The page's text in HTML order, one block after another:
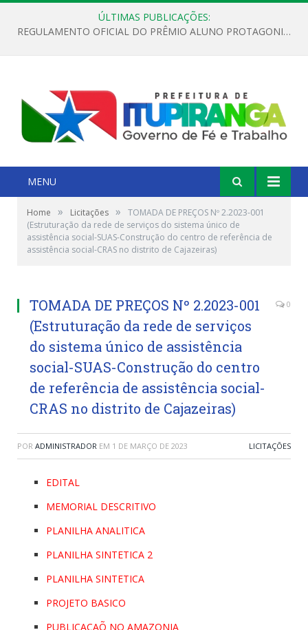
ÚLTIMAS PUBLICAÇÕES:
REGULAMENTO OFICIAL DO PRÊMIO ALUNO PROTAGONISTA – EDIÇÃO 2026
MENU
Home » Licitações »
TOMADA DE PREÇOS Nº 2.2023-001
(Estruturação da rede de serviços do sistema único de
assistência social-SUAS-Construção do centro de referência de
assistência social-CRAS no distrito de Cajazeiras)
TOMADA DE PREÇOS Nº 2.2023-001
(Estruturação da rede de serviços
do sistema único de assistência
social-SUAS-Construção do centro
de referência de assistência social-
CRAS no distrito de Cajazeiras)
0
POR ADMINISTRADOR EM 1 DE MARÇO DE 2023 LICITAÇÕES
EDITAL
MEMORIAL DESCRITIVO
PLANILHA ANALITICA
PLANILHA SINTETICA 2
PLANILHA SINTETICA
PROJETO BASICO
PUBLICAÇAÕ NO AMAZONIA